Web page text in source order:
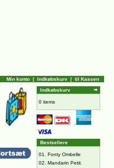
Min konto | Indkøbskurv | til Kassen
Indkøbskurv
0 items
Bestsellere
01. Fonty Ombelle
02. Mandarin Petit.